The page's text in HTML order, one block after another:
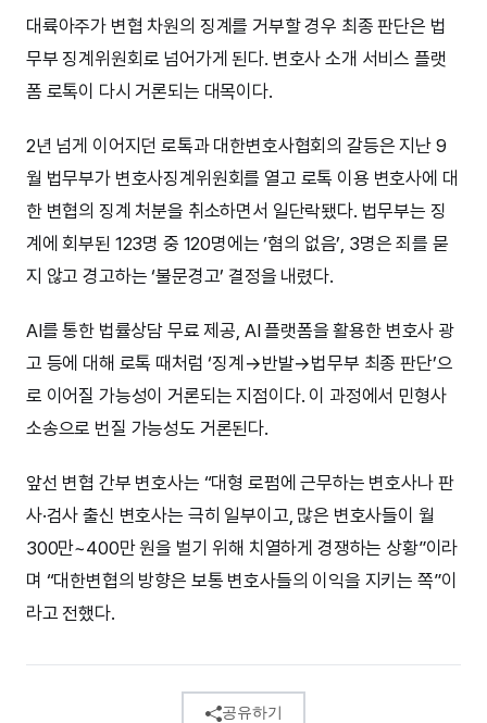
대륙아주가 변협 차원의 징계를 거부할 경우 최종 판단은 법
무부 징계위원회로 넘어가게 된다. 변호사 소개 서비스 플랫
폼 로톡이 다시 거론되는 대목이다.
2년 넘게 이어지던 로톡과 대한변호사협회의 갈등은 지난 9
월 법무부가 변호사징계위원회를 열고 로톡 이용 변호사에 대
한 변협의 징계 처분을 취소하면서 일단락됐다. 법무부는 징
계에 회부된 123명 중 120명에는 ‘혐의 없음’, 3명은 죄를 묻
지 않고 경고하는 ‘불문경고’ 결정을 내렸다.
AI를 통한 법률상담 무료 제공, AI 플랫폼을 활용한 변호사 광
고 등에 대해 로톡 때처럼 ‘징계→반발→법무부 최종 판단’으
로 이어질 가능성이 거론되는 지점이다. 이 과정에서 민형사
소송으로 번질 가능성도 거론된다.
앞선 변협 간부 변호사는 “대형 로펌에 근무하는 변호사나 판
사·검사 출신 변호사는 극히 일부이고, 많은 변호사들이 월
300만~400만 원을 벌기 위해 치열하게 경쟁하는 상황”이라
며 “대한변협의 방향은 보통 변호사들의 이익을 지키는 쪽”이
라고 전했다.
공유하기